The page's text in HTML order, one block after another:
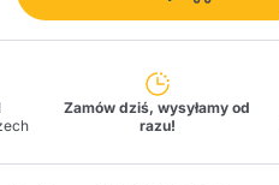
Inne marki Nescafè
Illy X-Caps
domu
Zamów dziś, wysyłamy od
razu!